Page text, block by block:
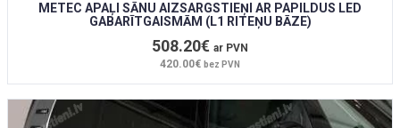
METEC APAĻI SĀNU AIZSARGSTIEŅI AR PAPILDUS LED
GABARĪTGAISMĀM (L1 RITEŅU BĀZE)
508.20€ ar PVN
420.00€ bez PVN